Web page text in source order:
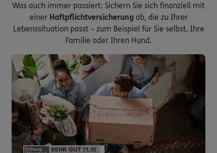
Was auch immer passiert: Sichern Sie sich finanziell mit
einer Haftpflichtversicherung ab, die zu Ihrer
Lebenssituation passt – zum Beispiel für Sie selbst, Ihre
Familie oder Ihren Hund.